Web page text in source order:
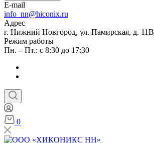
E-mail
info_nn@hiconix.ru
Адрес
г. Нижний Новгород, ул. Памирская, д. 11В
Режим работы
Пн. – Пт.: с 8:30 до 17:30
0